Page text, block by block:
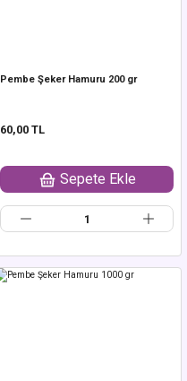
Pembe Şeker Hamuru 200 gr
60,00 TL
Sepete Ekle